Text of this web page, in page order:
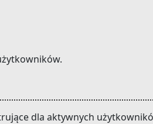
dla aktywnych